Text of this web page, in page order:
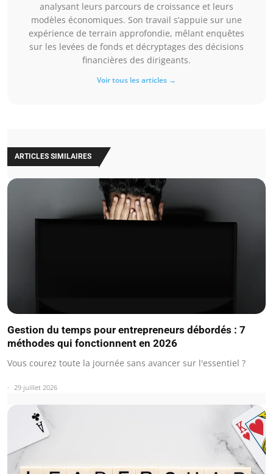
analysant leurs parcours de croissance et leurs
modèles économiques. Son travail s’appuie sur une
expérience de terrain approfondie, mêlant enquêtes
sur les levées de fonds et décryptages des décisions
financières des dirigeants.
Voir tous les articles →
ARTICLES SIMILAIRES
Gestion du temps pour entrepreneurs débordés : 7
méthodes qui fonctionnent en 2026
Vous courez toute la journée sans avancer sur l'essentiel ?
29 juillet 2026